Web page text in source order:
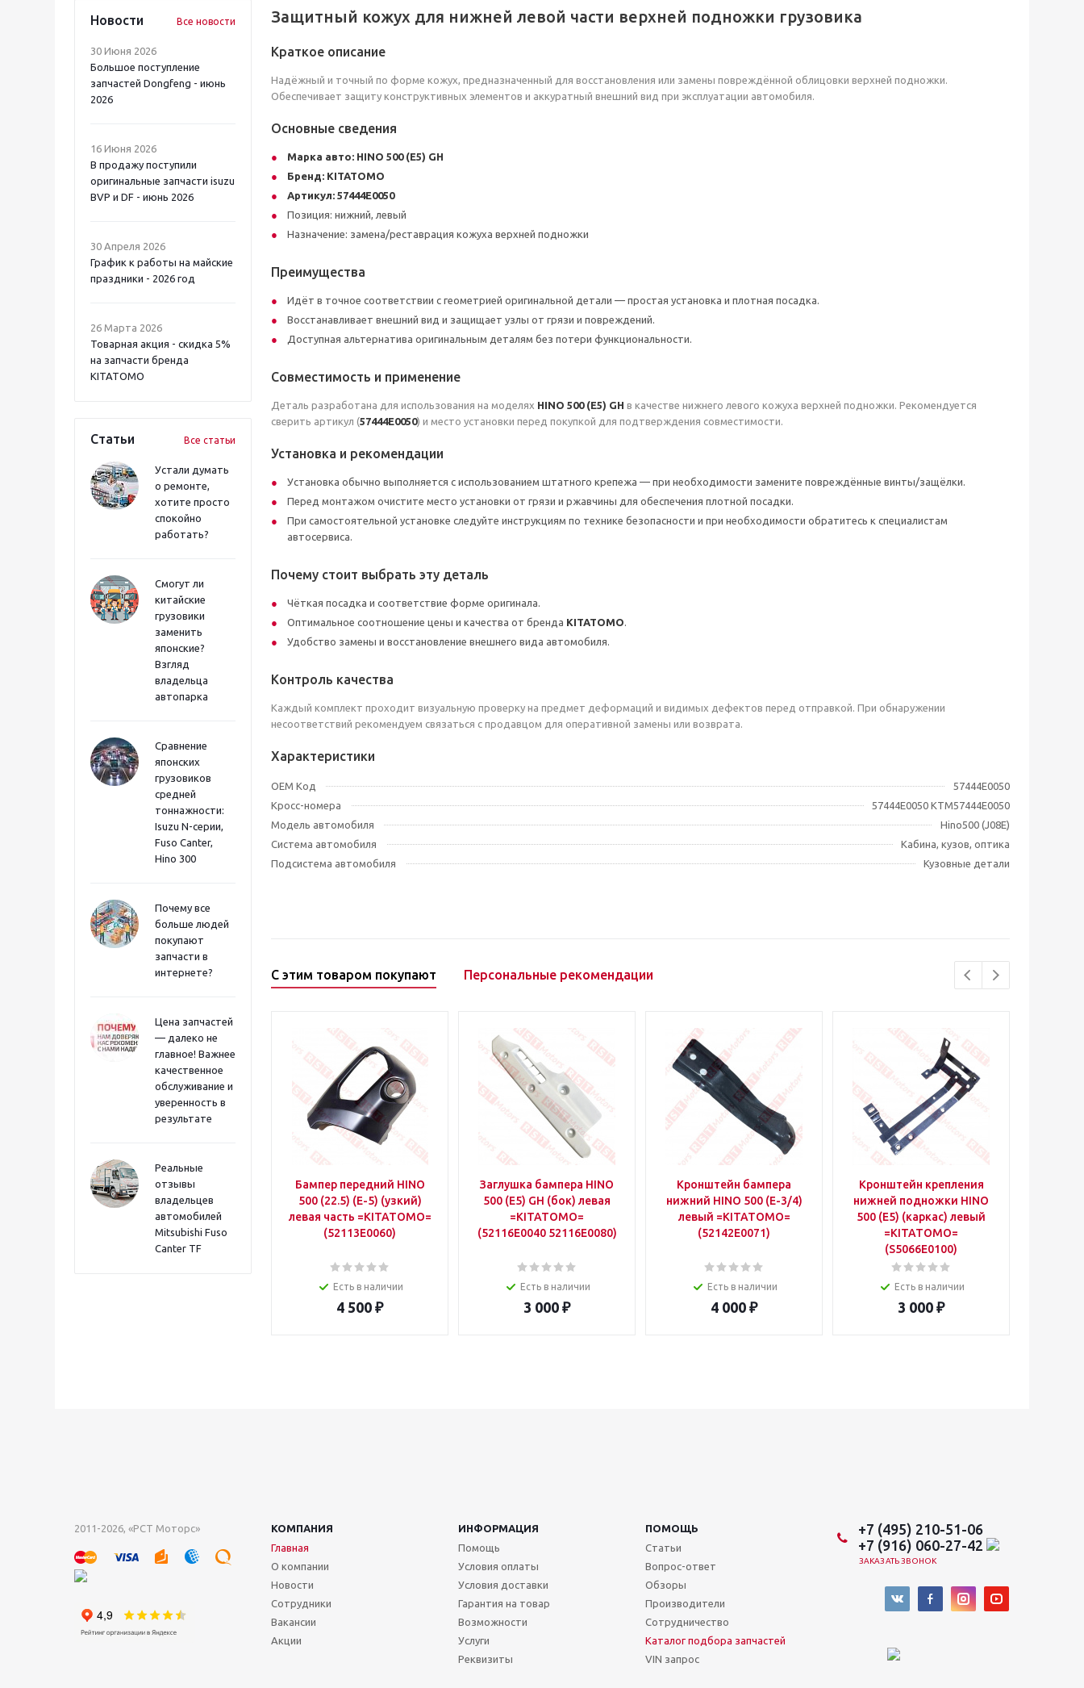
Новости Все новости
30 Июня 2026
Большое поступление
запчастей Dongfeng - июнь
2026
16 Июня 2026
В продажу поступили
оригинальные запчасти isuzu
BVP и DF - июнь 2026
30 Апреля 2026
График к работы на майские
праздники - 2026 год
26 Марта 2026
Товарная акция - скидка 5%
на запчасти бренда
KITATOMO
Статьи Все статьи
Устали думать
о ремонте,
хотите просто
спокойно
работать?
Смогут ли
китайские
грузовики
заменить
японские?
Взгляд
владельца
автопарка
Сравнение
японских
грузовиков
средней
тоннажности:
Isuzu N-серии,
Fuso Canter,
Hino 300
Почему все
больше людей
покупают
запчасти в
интернете?
Цена запчастей
— далеко не
главное! Важнее
качественное
обслуживание и
уверенность в
результате
Реальные
отзывы
владельцев
автомобилей
Mitsubishi Fuso
Canter TF
Защитный кожух для нижней левой части верхней подножки грузовика
Краткое описание
Надёжный и точный по форме кожух, предназначенный для восстановления или замены повреждённой облицовки верхней подножки.
Обеспечивает защиту конструктивных элементов и аккуратный внешний вид при эксплуатации автомобиля.
Основные сведения
Марка авто: HINO 500 (E5) GH
Бренд: KITATOMO
Артикул: 57444E0050
Позиция: нижний, левый
Назначение: замена/реставрация кожуха верхней подножки
Преимущества
Идёт в точное соответствии с геометрией оригинальной детали — простая установка и плотная посадка.
Восстанавливает внешний вид и защищает узлы от грязи и повреждений.
Доступная альтернатива оригинальным деталям без потери функциональности.
Совместимость и применение
Деталь разработана для использования на моделях HINO 500 (E5) GH в качестве нижнего левого кожуха верхней подножки. Рекомендуется
сверить артикул (57444E0050) и место установки перед покупкой для подтверждения совместимости.
Установка и рекомендации
Установка обычно выполняется с использованием штатного крепежа — при необходимости замените повреждённые винты/защёлки.
Перед монтажом очистите место установки от грязи и ржавчины для обеспечения плотной посадки.
При самостоятельной установке следуйте инструкциям по технике безопасности и при необходимости обратитесь к специалистам
автосервиса.
Почему стоит выбрать эту деталь
Чёткая посадка и соответствие форме оригинала.
Оптимальное соотношение цены и качества от бренда KITATOMO.
Удобство замены и восстановление внешнего вида автомобиля.
Контроль качества
Каждый комплект проходит визуальную проверку на предмет деформаций и видимых дефектов перед отправкой. При обнаружении
несоответствий рекомендуем связаться с продавцом для оперативной замены или возврата.
Характеристики
OEM Код
57444E0050
Кросс-номера
57444E0050 KTM57444E0050
Модель автомобиля
Hino500 (J08E)
Система автомобиля
Кабина, кузов, оптика
Подсистема автомобиля
Кузовные детали
С этим товаром покупают Персональные рекомендации
Бампер передний HINO
500 (22.5) (E-5) (узкий)
левая часть =KITATOMO=
(52113E0060)
Есть в наличии
4 500 ₽
Заглушка бампера HINO
500 (E5) GH (бок) левая
=KITATOMO=
(52116E0040 52116E0080)
Есть в наличии
3 000 ₽
Кронштейн бампера
нижний HINO 500 (Е-3/4)
левый =KITATOMO=
(52142E0071)
Есть в наличии
4 000 ₽
Кронштейн крепления
нижней подножки HINO
500 (E5) (каркас) левый
=KITATOMO=
(S5066E0100)
Есть в наличии
3 000 ₽
2011-2026, «РСТ Моторс» КОМПАНИЯ ИНФОРМАЦИЯ
ПОМОЩЬ
Главная
О компании
Новости
Сотрудники
Вакансии
Акции
Помощь
Условия оплаты
Условия доставки
Гарантия на товар
Возможности
Услуги
Реквизиты
Статьи
Вопрос-ответ
Обзоры
Производители
Сотрудничество
Каталог подбора запчастей
VIN запрос
+7 (495) 210-51-06
+7 (916) 060-27-42
ЗАКАЗАТЬ ЗВОНОК